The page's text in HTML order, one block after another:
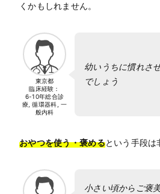
くかもしれません。
東京都
臨床経験：
6-10年総合診
療, 循環器科, 一
般内科
幼いうちに慣れさ
でしょう
おやつを使う・褒めるという手段は
小さい頃からご褒